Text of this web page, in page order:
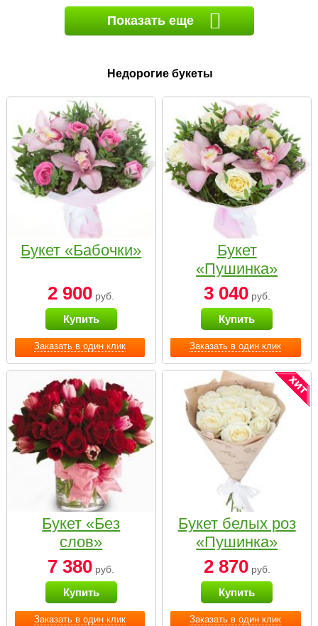
Показать еще
Недорогие букеты
Заказать в один клик
Букет «Бабочки»
2 900 руб.
Купить
Заказать в один клик
Букет
«Пушинка»
3 040руб.
Купить
Заказать в один клик
Букет «Без
слов»
7 380 руб.
Купить
Заказать в один клик
Букет белых роз
«Пушинка»
2 870руб.
Купить